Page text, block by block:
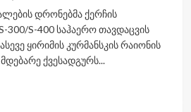
დრონებმა ქერჩის
S-400 საჰაერო თავდაცვის
ყირიმის კურმანსკის რაიონის
ქვესადგურს...